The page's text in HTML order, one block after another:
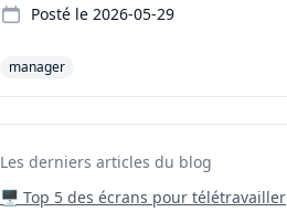
Posté le 2026-05-29
manager
Les derniers articles du blog
🖥️ Top 5 des écrans pour télétravailler